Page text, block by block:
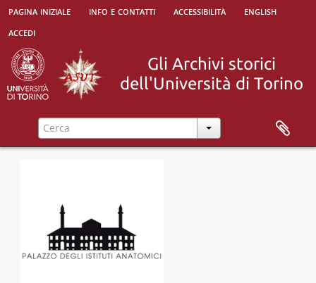
pagina iniziale info e contatti accessibilità
english
accedi